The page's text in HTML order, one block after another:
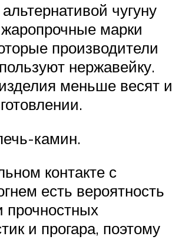
чугуну
марки
производители
нержавейку.
меньше весят и
камин.
контакте с
есть вероятность
прочностных
и прогара, поэтому